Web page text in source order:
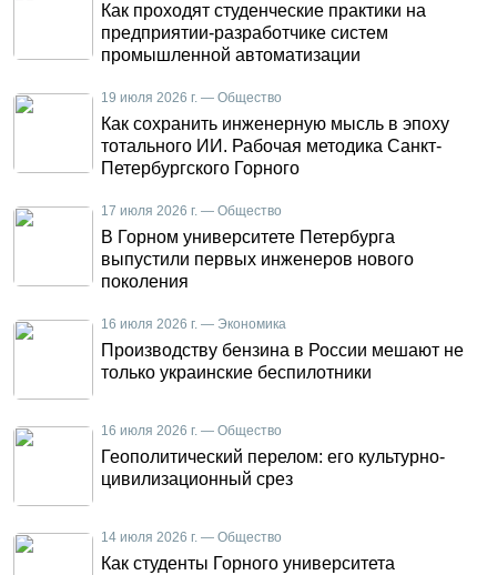
Как проходят студенческие практики на
предприятии-разработчике систем
промышленной автоматизации
19 июля 2026 г. — Общество
Как сохранить инженерную мысль в эпоху
тотального ИИ. Рабочая методика Санкт-
Петербургского Горного
17 июля 2026 г. — Общество
В Горном университете Петербурга
выпустили первых инженеров нового
поколения
16 июля 2026 г. — Экономика
Производству бензина в России мешают не
только украинские беспилотники
16 июля 2026 г. — Общество
Геополитический перелом: его культурно-
цивилизационный срез
14 июля 2026 г. — Общество
Как студенты Горного университета